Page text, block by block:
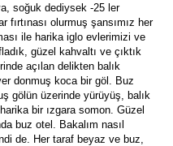
soğuk dediysek -25 ler
fırtınası olurmuş şansımız her
ile harika iglo evlerimizi ve
güzel kahvaltı ve çıktık
açılan delikten balık
donmuş koca bir göl. Buz
gölün üzerinde yürüyüş, balık
bir ızgara somon. Güzel
buz otel. Bakalım nasıl
de. Her taraf beyaz ve buz,